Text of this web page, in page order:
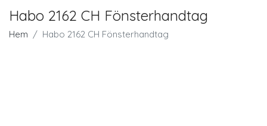
Habo 2162 CH Fönsterhandtag
Hem Habo 2162 CH Fönsterhandtag